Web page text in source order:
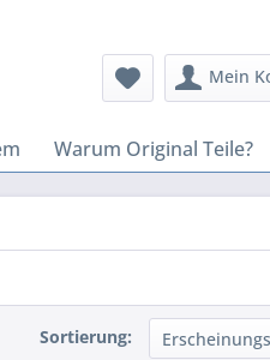
Mein
Warum Original Teile?
Sortierung: